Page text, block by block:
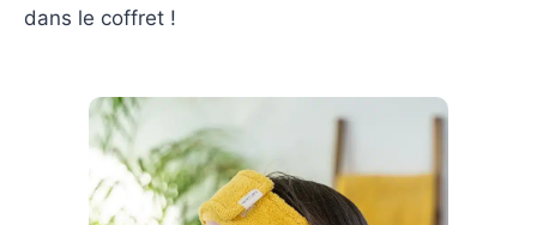
dans le coffret !